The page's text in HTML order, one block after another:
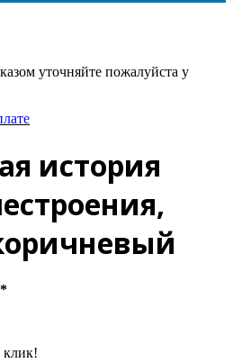
уточняйте пожалуйста у
история